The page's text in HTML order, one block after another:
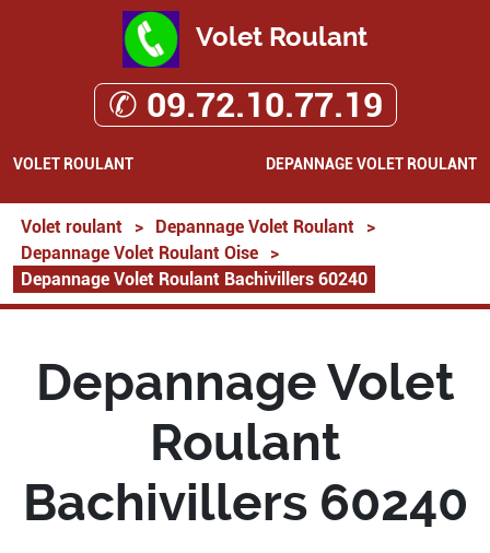
Volet Roulant
✆ 09.72.10.77.19
VOLET ROULANT DEPANNAGE VOLET ROULANT
Volet roulant > Depannage Volet Roulant
>
Depannage Volet Roulant Oise
>
Depannage Volet Roulant Bachivillers 60240
Depannage Volet
Roulant
Bachivillers 60240